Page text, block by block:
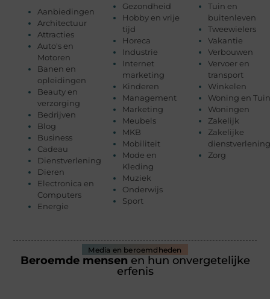
Aanbiedingen
Architectuur
Attracties
Auto's en
Motoren
Banen en
opleidingen
Beauty en
verzorging
Bedrijven
Blog
Business
Cadeau
Dienstverlening
Dieren
Electronica en
Computers
Energie
Gezondheid
Hobby en vrije
tijd
Horeca
Industrie
Internet
marketing
Kinderen
Management
Marketing
Meubels
MKB
Mobiliteit
Mode en
Kleding
Muziek
Onderwijs
Sport
Tuin en
buitenleven
Tweewielers
Vakantie
Verbouwen
Vervoer en
transport
Winkelen
Woning en Tuin
Woningen
Zakelijk
Zakelijke
dienstverlening
Zorg
Media en beroemdheden
Beroemde mensen en hun onvergetelijke
erfenis